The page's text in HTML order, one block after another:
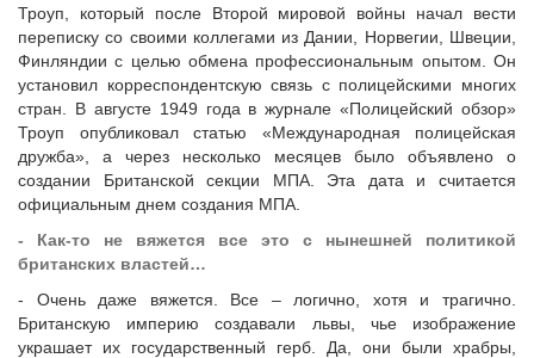
Троуп, который после Второй мировой войны начал вести
переписку со своими коллегами из Дании, Норвегии, Швеции,
Финляндии с целью обмена профессиональным опытом. Он
установил корреспондентскую связь с полицейскими многих
стран. В августе 1949 года в журнале «Полицейский обзор»
Троуп опубликовал статью «Международная полицейская
дружба», а через несколько месяцев было объявлено о
создании Британской секции МПА. Эта дата и считается
официальным днем создания МПА.
- Как-то не вяжется все это с нынешней политикой
британских властей…
- Очень даже вяжется. Все – логично, хотя и трагично.
Британскую империю создавали львы, чье изображение
украшает их государственный герб. Да, они были храбры,